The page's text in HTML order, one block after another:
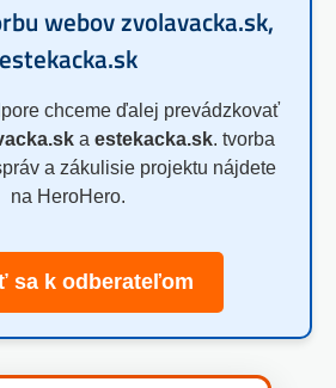
webov zvolavacka.sk,
estekacka.sk
chceme ďalej prevádzkovať
a estekacka.sk. tvorba
a zákulisie projektu nájdete
na HeroHero.
sa k odberateľom